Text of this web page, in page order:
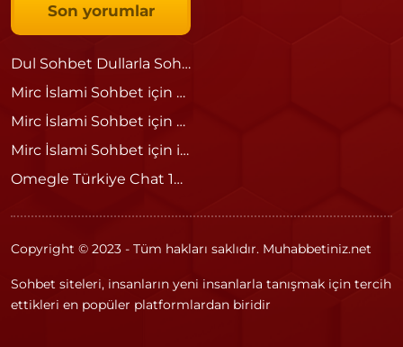
Son yorumlar
Dul Sohbet Dullarla Sohbet
Mirc İslami Sohbet için Ömer
Mirc İslami Sohbet için admin
Mirc İslami Sohbet için islami
Omegle Türkiye Chat 18 – Güvenli ve Eğlenceli Sohbetin Adresi
Copyright © 2023 - Tüm hakları saklıdır. Muhabbetiniz.net
Sohbet siteleri, insanların yeni insanlarla tanışmak için tercih
ettikleri en popüler platformlardan biridir